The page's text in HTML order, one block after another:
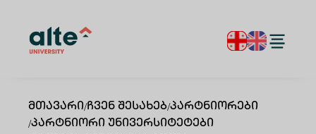
Მთავარი/Ჩვენ Შესახებ/Პარტნიორები
/Პარტნიორი Უნივერსიტეტები